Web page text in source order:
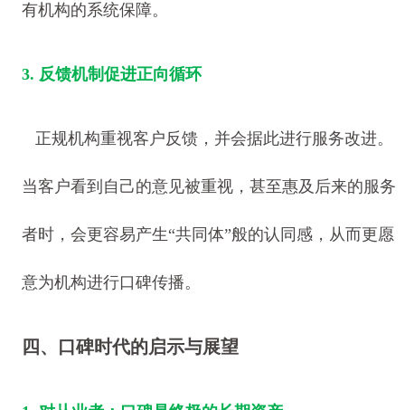
有机构的系统保障。
3. 反馈机制促进正向循环
正规机构重视客户反馈，并会据此进行服务改进。
当客户看到自己的意见被重视，甚至惠及后来的服务
者时，会更容易产生“共同体”般的认同感，从而更愿
意为机构进行口碑传播。
四、口碑时代的启示与展望